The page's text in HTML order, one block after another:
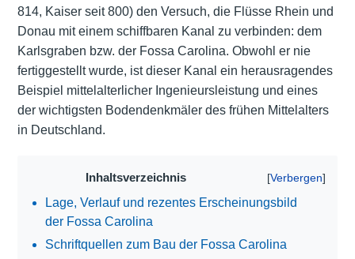
814, Kaiser seit 800) den Versuch, die Flüsse Rhein und
Donau mit einem schiffbaren Kanal zu verbinden: dem
Karlsgraben bzw. der Fossa Carolina. Obwohl er nie
fertiggestellt wurde, ist dieser Kanal ein herausragendes
Beispiel mittelalterlicher Ingenieursleistung und eines
der wichtigsten Bodendenkmäler des frühen Mittelalters
in Deutschland.
Inhaltsverzeichnis
Lage, Verlauf und rezentes Erscheinungsbild
der Fossa Carolina
Schriftquellen zum Bau der Fossa Carolina